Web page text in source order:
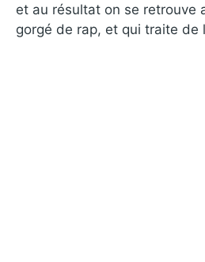
et au résultat on se retrouve
gorgé de rap, et qui traite de